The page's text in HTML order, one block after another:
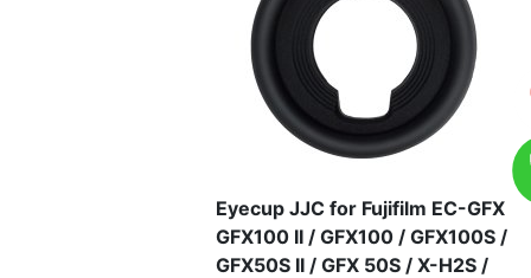
Eyecup JJC for Fujifilm EC-GFX
GFX100 II / GFX100 / GFX100S /
GFX50S II / GFX 50S / X-H2S /